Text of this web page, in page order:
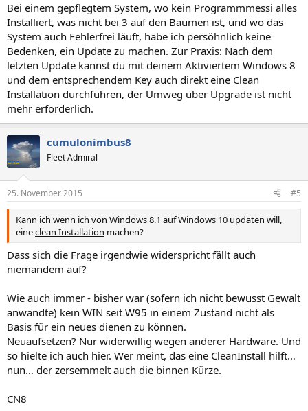
Bei einem gepflegtem System, wo kein Programmmessi alles
Installiert, was nicht bei 3 auf den Bäumen ist, und wo das
System auch Fehlerfrei läuft, habe ich persöhnlich keine
Bedenken, ein Update zu machen. Zur Praxis: Nach dem
letzten Update kannst du mit deinem Aktiviertem Windows 8
und dem entsprechendem Key auch direkt eine Clean
Installation durchführen, der Umweg über Upgrade ist nicht
mehr erforderlich.
cumulonimbus8
Fleet Admiral
25. November 2015 #5
Kann ich wenn ich von Windows 8.1 auf Windows 10 updaten will,
eineclean Installation machen?
Dass sich die Frage irgendwie widerspricht fällt auch
niemandem auf?
Wie auch immer - bisher war (sofern ich nicht bewusst Gewalt
anwandte) kein WIN seit W95 in einem Zustand nicht als
Basis für ein neues dienen zu können.
Neuaufsetzen? Nur widerwillig wegen anderer Hardware. Und
so hielte ich auch hier. Wer meint, das eine CleanInstall hilft…
nun… der zersemmelt auch die binnen Kürze.
CN8